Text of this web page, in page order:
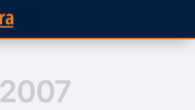
2007